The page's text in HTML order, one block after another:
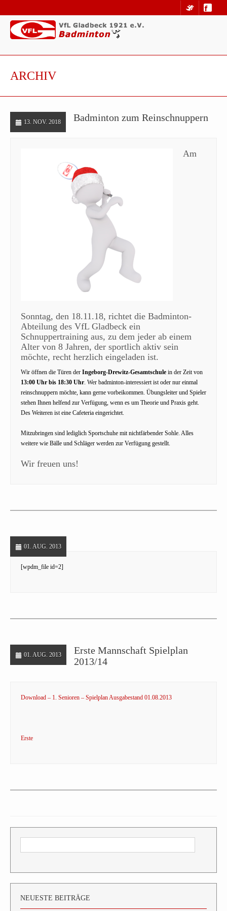
ARCHIV
13. NOV. 2018 Badminton zum Reinschnuppern
Am
Sonntag, den 18.11.18, richtet die Badminton-
Abteilung des VfL Gladbeck ein
Schnuppertraining aus, zu dem jeder ab einem
Alter von 8 Jahren, der sportlich aktiv sein
möchte, recht herzlich eingeladen ist.
Wir öffnen die Türen der Ingeborg-Drewitz-Gesamtschule in der Zeit von
13:00 Uhr bis 18:30 Uhr . Wer badminton-interessiert ist oder nur einmal
reinschnuppern möchte, kann gerne vorbeikommen. Übungsleiter und Spieler
stehen Ihnen helfend zur Verfügung, wenn es um Theorie und Praxis geht.
Des Weiteren ist eine Cafeteria eingerichtet.
Mitzubringen sind lediglich Sportschuhe mit nichtfärbender Sohle. Alles
weitere wie Bälle und Schläger werden zur Verfügung gestellt.
Wir freuen uns!
01. AUG. 2013
[wpdm_file id=2]
01. AUG. 2013
Erste Mannschaft Spielplan
2013/14
Download – 1. Senioren – Spielplan Ausgabestand 01.08.2013
Erste
NEUESTE BEITRÄGE